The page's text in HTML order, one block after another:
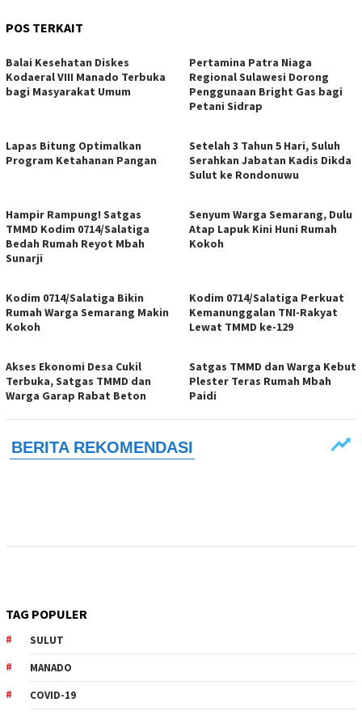
POS TERKAIT
Balai Kesehatan Diskes
Kodaeral VIII Manado Terbuka
bagi Masyarakat Umum
Pertamina Patra Niaga
Regional Sulawesi Dorong
Penggunaan Bright Gas bagi
Petani Sidrap
Lapas Bitung Optimalkan
Program Ketahanan Pangan
Setelah 3 Tahun 5 Hari, Suluh
Serahkan Jabatan Kadis Dikda
Sulut ke Rondonuwu
Hampir Rampung! Satgas
TMMD Kodim 0714/Salatiga
Bedah Rumah Reyot Mbah
Sunarji
Senyum Warga Semarang, Dulu
Atap Lapuk Kini Huni Rumah
Kokoh
Kodim 0714/Salatiga Bikin
Rumah Warga Semarang Makin
Kokoh
Kodim 0714/Salatiga Perkuat
Kemanunggalan TNI-Rakyat
Lewat TMMD ke-129
Akses Ekonomi Desa Cukil
Terbuka, Satgas TMMD dan
Warga Garap Rabat Beton
Satgas TMMD dan Warga Kebut
Plester Teras Rumah Mbah
Paidi
TAG POPULER
SULUT
MANADO
COVID-19